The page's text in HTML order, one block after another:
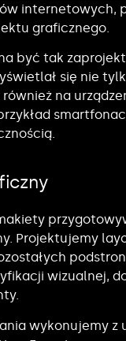
internetowych,
graficznego.
być tak
się nie
na
Projektujemy
wizualnej,
wykonujemy z